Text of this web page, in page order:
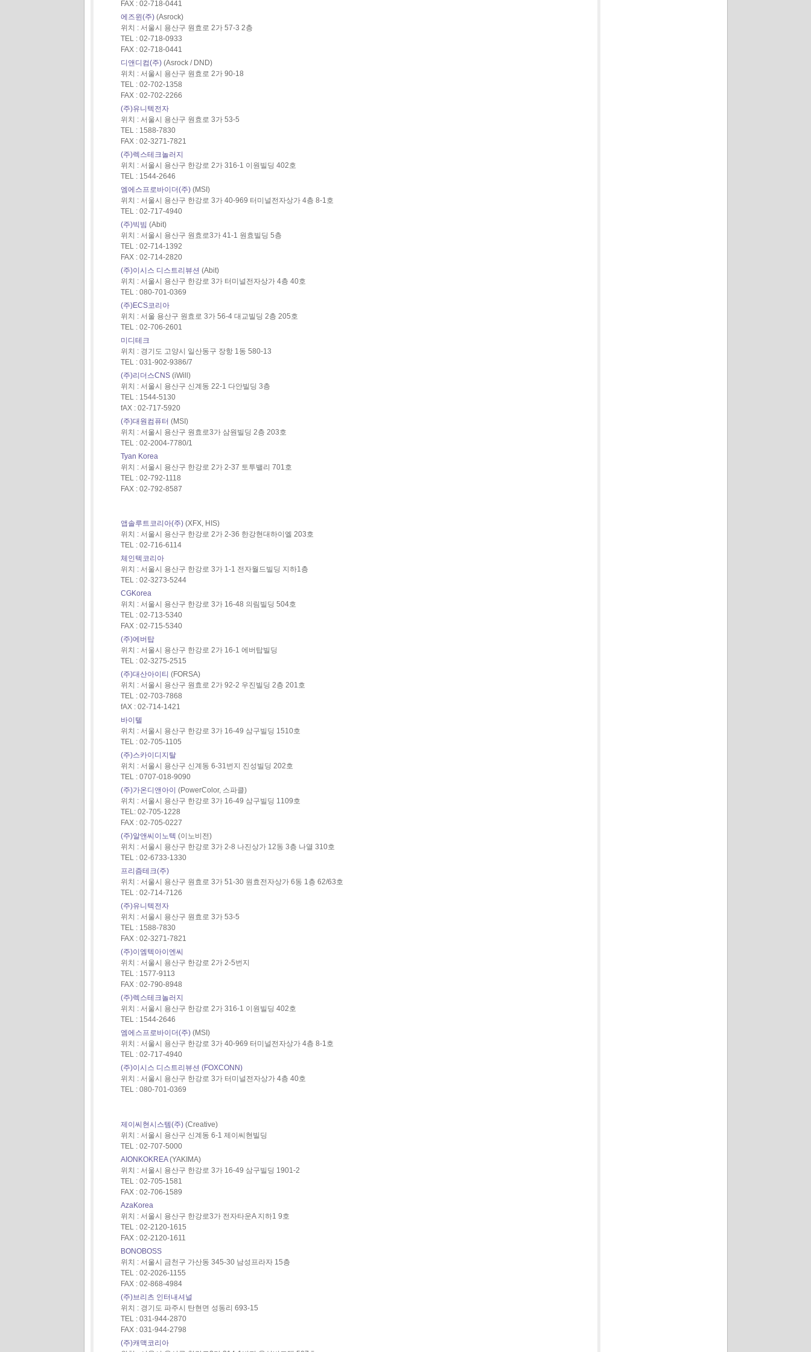
FAX : 02-718-0441
에즈윈(주)(Asrock)
위치 : 서울시 용산구 원효로 2가 57-3 2층
TEL : 02-718-0933
FAX : 02-718-0441
디앤디컴(주)(Asrock / DND)
위치 : 서울시 용산구 원효로 2가 90-18
TEL : 02-702-1358
FAX : 02-702-2266
(주)유니텍전자
위치 : 서울시 용산구 원효로 3가 53-5
TEL : 1588-7830
FAX : 02-3271-7821
(주)렉스테크놀러지
위치 : 서울시 용산구 한강로 2가 316-1 이원빌딩 402호
TEL : 1544-2646
엠에스프로바이더(주)(MSI)
위치 : 서울시 용산구 한강로 3가 40-969 터미널전자상가 4층 8-1호
TEL : 02-717-4940
(주)빅빔 (Abit)
위치 : 서울시 용산구 원효로3가 41-1 원효빌딩 5층
TEL : 02-714-1392
FAX : 02-714-2820
(주)이시스 디스트리뷰션 (Abit)
위치 : 서울시 용산구 한강로 3가 터미널전자상가 4층 40호
TEL : 080-701-0369
(주)ECS코리아
위치 : 서울 용산구 원효로 3가 56-4 대교빌딩 2층 205호
TEL : 02-706-2601
미디테크
위치 : 경기도 고양시 일산동구 장항 1동 580-13
TEL : 031-902-9386/7
(주)리더스CNS(iWill)
위치 : 서울시 용산구 신계동 22-1 다안빌딩 3층
TEL : 1544-5130
fAX : 02-717-5920
(주)대원컴퓨터 (MSI)
위치 : 서울시 용산구 원효로3가 삼원빌딩 2층 203호
TEL : 02-2004-7780/1
Tyan Korea
위치 : 서울시 용산구 한강로 2가 2-37 토투밸리 701호
TEL : 02-792-1118
FAX : 02-792-8587
앱솔루트코리아(주)(XFX, HIS)
위치 : 서울시 용산구 한강로 2가 2-36 한강현대하이엘 203호
TEL : 02-716-6114
체인텍코리아
위치 : 서울시 용산구 한강로 3가 1-1 전자월드빌딩 지하1층
TEL : 02-3273-5244
CGKorea
위치 : 서울시 용산구 한강로 3가 16-48 의림빌딩 504호
TEL : 02-713-5340
FAX : 02-715-5340
(주)에버탑
위치 : 서울시 용산구 한강로 2가 16-1 에버탑빌딩
TEL : 02-3275-2515
(주)대산아이티 (FORSA)
위치 : 서울시 용산구 원효로 2가 92-2 우진빌딩 2층 201호
TEL : 02-703-7868
fAX : 02-714-1421
바이텔
위치 : 서울시 용산구 한강로 3가 16-49 삼구빌딩 1510호
TEL : 02-705-1105
(주)스카이디지탈
위치 : 서울시 용산구 신계동 6-31번지 진성빌딩 202호
TEL : 0707-018-9090
(주)가온디앤아이 (PowerColor, 스파클)
위치 : 서울시 용산구 한강로 3가 16-49 삼구빌딩 1109호
TEL: 02-705-1228
FAX : 02-705-0227
(주)알앤씨이노텍 (이노비전)
위치 : 서울시 용산구 한강로 3가 2-8 나진상가 12동 3층 나열 310호
TEL : 02-6733-1330
프리즘테크(주)
위치 : 서울시 용산구 원효로 3가 51-30 원효전자상가 6동 1층 62/63호
TEL : 02-714-7126
(주)유니텍전자
위치 : 서울시 용산구 원효로 3가 53-5
TEL : 1588-7830
FAX : 02-3271-7821
(주)이엠텍아이엔씨
위치 : 서울시 용산구 한강로 2가 2-5번지
TEL : 1577-9113
FAX : 02-790-8948
(주)렉스테크놀러지
위치 : 서울시 용산구 한강로 2가 316-1 이원빌딩 402호
TEL : 1544-2646
엠에스프로바이더(주)(MSI)
위치 : 서울시 용산구 한강로 3가 40-969 터미널전자상가 4층 8-1호
TEL : 02-717-4940
(주)이시스 디스트리뷰션 (FOXCONN)
위치 : 서울시 용산구 한강로 3가 터미널전자상가 4층 40호
TEL : 080-701-0369
제이씨현시스템(주)(Creative)
위치 : 서울시 용산구 신계동 6-1 제이씨현빌딩
TEL : 02-707-5000
AIONKOKREA(YAKIMA)
위치 : 서울시 용산구 한강로 3가 16-49 삼구빌딩 1901-2
TEL : 02-705-1581
FAX : 02-706-1589
AzaKorea
위치 : 서울시 용산구 한강로3가 전자타운A 지하1 9호
TEL : 02-2120-1615
FAX : 02-2120-1611
BONOBOSS
위치 : 서울시 금천구 가산동 345-30 남성프라자 15층
TEL : 02-2026-1155
FAX : 02-868-4984
(주)브리츠 인터내셔널
위치 : 경기도 파주시 탄현면 성동리 693-15
TEL : 031-944-2870
FAX : 031-944-2798
(주)캐맥코리아